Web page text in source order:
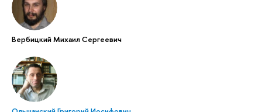
Вербицкий Михаил Сергеевич